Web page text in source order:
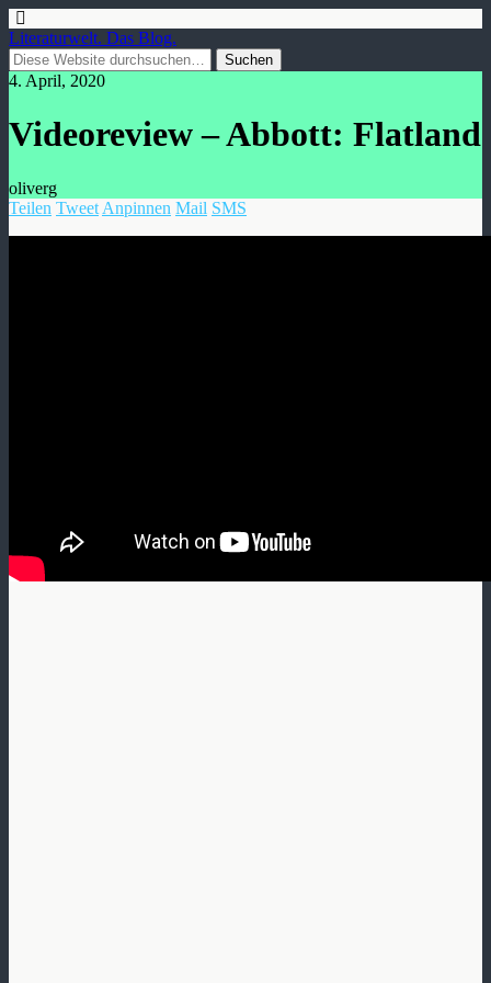
Literaturwelt. Das Blog.
4. April, 2020
Videoreview – Abbott: Flatland
oliverg
Teilen Tweet Anpinnen Mail SMS